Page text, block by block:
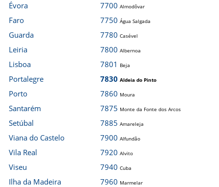
Évora
Faro
Guarda
Leiria
Lisboa
Portalegre
Porto
Santarém
Setúbal
Viana do Castelo
Vila Real
Viseu
Ilha da Madeira
7700 Almodôvar
7750 Água Salgada
7780 Casével
7800 Albernoa
7801 Beja
7830 Aldeia do Pinto
7860 Moura
7875 Monte da Fonte dos Arcos
7885 Amareleja
7900 Alfundão
7920 Alvito
7940 Cuba
7960 Marmelar